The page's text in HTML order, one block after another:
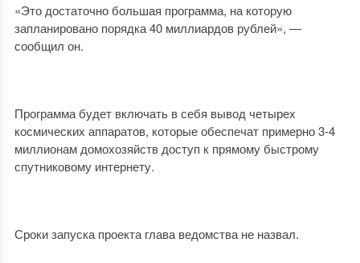
«Это достаточно большая программа, на которую
запланировано порядка 40 миллиардов рублей», —
сообщил он.
Программа будет включать в себя вывод четырех
космических аппаратов, которые обеспечат примерно 3-4
миллионам домохозяйств доступ к прямому быстрому
спутниковому интернету.
Сроки запуска проекта глава ведомства не назвал.